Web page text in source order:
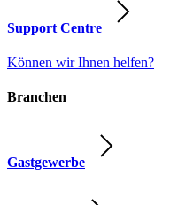
Support Centre
Können wir Ihnen helfen?
Branchen
Gastgewerbe